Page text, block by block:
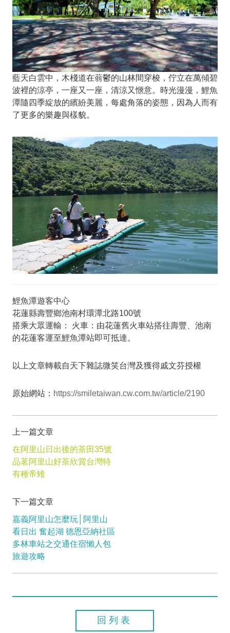
藍天白雲中，木棧道在蓊鬱的山林間穿梭，佇立在萬傾碧
波裡的涼亭，一座又一座，清涼又愜意。時光漫漫，鯉魚
潭隨四季綻放的繽紛美麗，每處角落的姿態，因為人而有
了更多的樂趣與樣貌。
鯉魚潭遊客中心
花蓮縣壽豐鄉池南村環潭北路100號
搭乘大眾運輸： 火車：由花蓮舊火車站搭往壽豐、池南
的花蓮客運至鯉魚潭站即可抵達。
以上文章轉載自天下雜誌微笑台灣及獲得戚文芬授權
原始網站： https://smiletaiwan.cw.com.tw/article/2190
上一篇文章
在阿里山日出後的茶田35號
品茗阿里山好茶欣賞台灣特
有種帝雉
下一篇文章
嘉義阿里山怎麼玩│阿里山
看日出 奮起湖 德恩亞納社區
多林車站之交通住宿懶人包
旅遊攻略
回列表